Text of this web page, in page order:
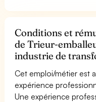
Conditions et
de Trieur-
industrie de
Cet emploi/métier est
expérience
Une expérience